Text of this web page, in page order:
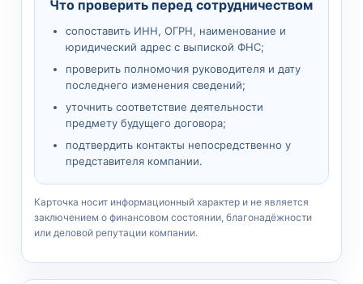
Что проверить перед сотрудничеством
сопоставить ИНН, ОГРН, наименование и
юридический адрес с выпиской ФНС;
проверить полномочия руководителя и дату
последнего изменения сведений;
уточнить соответствие деятельности
предмету будущего договора;
подтвердить контакты непосредственно у
представителя компании.
Карточка носит информационный характер и не является
заключением о финансовом состоянии, благонадёжности
или деловой репутации компании.